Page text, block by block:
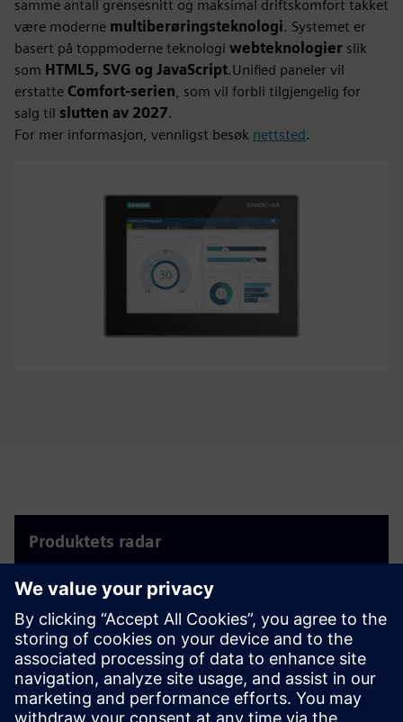
samme antall grensesnitt og maksimal driftskomfort takket
være moderne multiberøringsteknologi. Systemet er
basert på toppmoderne teknologi webteknologier slik
som HTML5, SVG og JavaScript.Unified paneler vil
erstatte Comfort-serien , som vil forbli tilgjengelig for
salg til slutten av 2027.
For mer informasjon, vennligst besøk nettsted.
Produktets radar
støtter søket etter produkter.
Produkter radar